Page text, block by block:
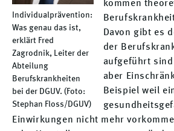
Individualprävention:
Was genau das ist,
erklärt Fred
Zagrodnik, Leiter der
Abteilung
Berufskrankheiten
bei der DGUV. (Foto:
Stephan Floss/DGUV)
kommen
Davon gibt es
der
aufgeführt
aber
Beispiel weil
Einwirkungen nicht mehr